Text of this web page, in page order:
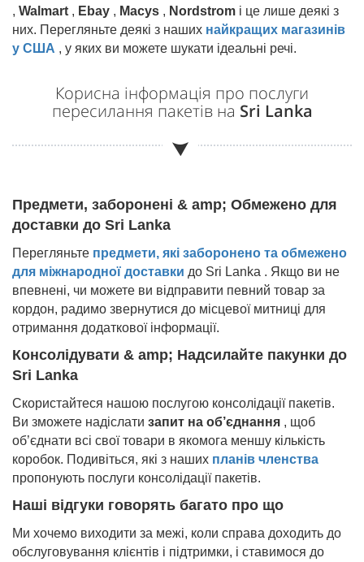
, Walmart , Ebay , Macys , Nordstrom і це лише деякі з
них. Перегляньте деякі з наших найкращих магазинів
у США , у яких ви можете шукати ідеальні речі.
Корисна інформація про послуги
пересилання пакетів на Sri Lanka
Предмети, заборонені & amp; Обмежено для
доставки до Sri Lanka
Перегляньте предмети, які заборонено та обмежено
для міжнародної доставки до Sri Lanka . Якщо ви не
впевнені, чи можете ви відправити певний товар за
кордон, радимо звернутися до місцевої митниці для
отримання додаткової інформації.
Консолідувати & amp; Надсилайте пакунки до
Sri Lanka
Скористайтеся нашою послугою консолідації пакетів.
Ви зможете надіслати запит на об’єднання , щоб
об’єднати всі свої товари в якомога меншу кількість
коробок. Подивіться, які з наших планів членства
пропонують послуги консолідації пакетів.
Наші відгуки говорять багато про що
Ми хочемо виходити за межі, коли справа доходить до
обслуговування клієнтів і підтримки, і ставимося до